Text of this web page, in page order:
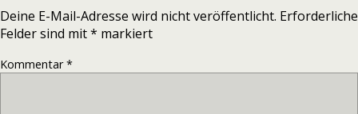
Deine E-Mail-Adresse wird nicht veröffentlicht. Erforderliche
Felder sind mit* markiert
Kommentar*